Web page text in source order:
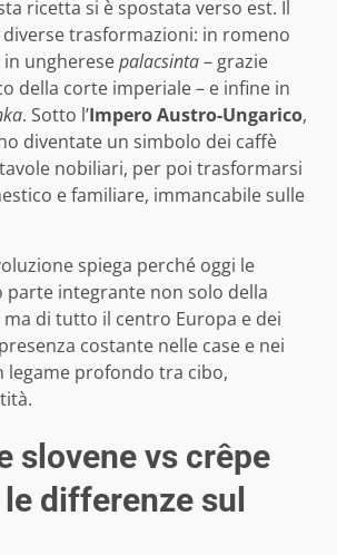
ricetta si è spostata verso est. Il
trasformazioni: in romeno
in ungheresepalacsinta– grazie
della corte imperiale – e infine in
. Sotto l’Impero Austro-Ungarico,
diventate un simbolo dei caffè
nobiliari, per poi trasformarsi
e familiare, immancabile sulle
spiega perché oggi le
parte integrante non solo della
di tutto il centro Europa e dei
costante nelle case e nei
legame profondo tra cibo,
slovene vs crêpe
differenze sul